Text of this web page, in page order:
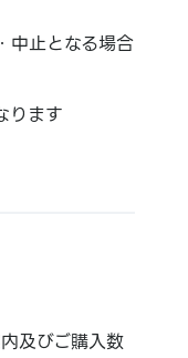
中止となる場合
ります
及びご購入数